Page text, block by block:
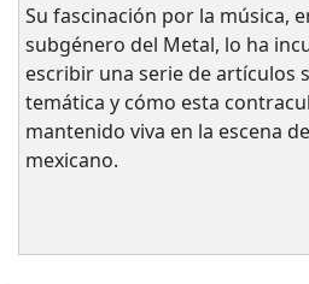
Su fascinación por la música,
subgénero del Metal, lo ha
escribir una serie de artículos
temática y cómo esta
mantenido viva en la escena
mexicano.